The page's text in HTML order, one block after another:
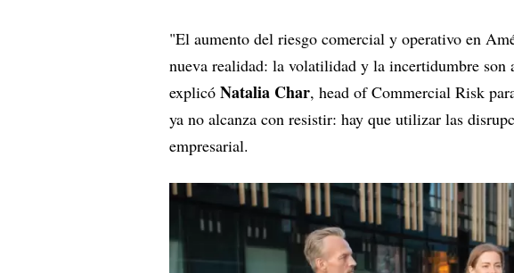
"El aumento del riesgo comercial y operativo en
nueva realidad: la volatilidad y la incertidumbre son
explicó Natalia Char, head of Commercial Risk
ya no alcanza con resistir: hay que utilizar las
empresarial.